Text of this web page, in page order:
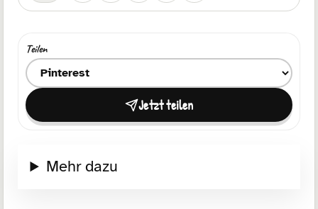
Teilen
Ziel zum Teilen auswählenJetzt teilen
Mehr dazu